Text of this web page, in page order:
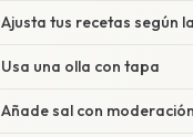
Ajusta tus recetas según
Usa una olla con tapa
Añade sal con moderación